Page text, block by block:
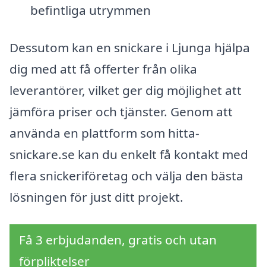
befintliga utrymmen
Dessutom kan en snickare i Ljunga hjälpa
dig med att få offerter från olika
leverantörer, vilket ger dig möjlighet att
jämföra priser och tjänster. Genom att
använda en plattform som hitta-
snickare.se kan du enkelt få kontakt med
flera snickeriföretag och välja den bästa
lösningen för just ditt projekt.
Få 3 erbjudanden, gratis och utan
förpliktelser